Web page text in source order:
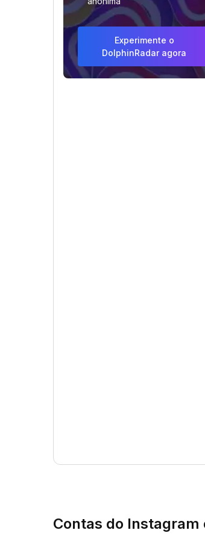
Experimente o
DolphinRadar agora
Contas do Instagram